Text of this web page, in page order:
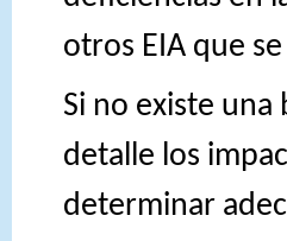
otros EIA que
Si no existe
detalle los
determinar